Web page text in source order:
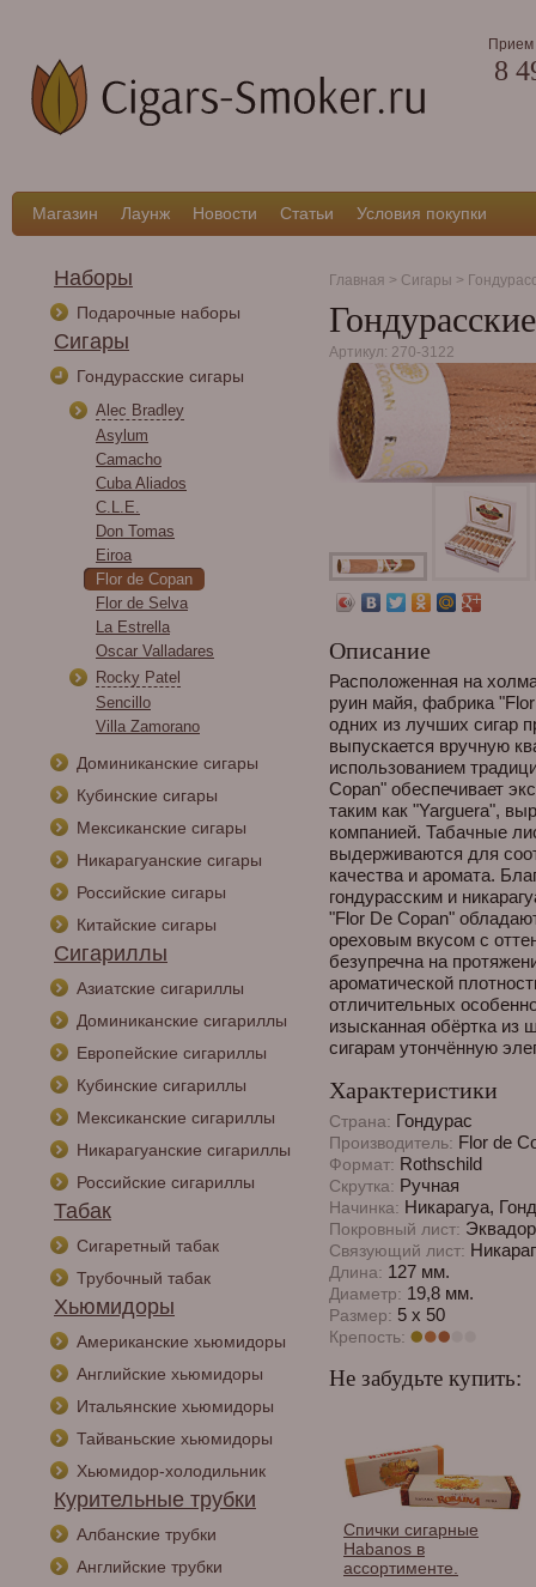
Прием
8
Магазин Лаунж Новости Статьи Условия покупки
Наборы
Подарочные наборы
Сигары
Гондурасские сигары
Alec Bradley
Asylum
Camacho
Cuba Aliados
C.L.E.
Don Tomas
Eiroa
Flor de Copan
Flor de Selva
La Estrella
Oscar Valladares
Rocky Patel
Sencillo
Villa Zamorano
Доминиканские сигары
Кубинские сигары
Мексиканские сигары
Никарагуанские сигары
Российские сигары
Китайские сигары
Сигариллы
Азиатские сигариллы
Доминиканские сигариллы
Европейские сигариллы
Кубинские сигариллы
Мексиканские сигариллы
Никарагуанские сигариллы
Российские сигариллы
Табак
Сигаретный табак
Трубочный табак
Хьюмидоры
Американские хьюмидоры
Английские хьюмидоры
Итальянские хьюмидоры
Тайваньские хьюмидоры
Хьюмидор-холодильник
Курительные трубки
Албанские трубки
Английские трубки
Главная > Сигары >
Артикул: 270-3122
Описание
Расположенная на
руин майя, фабрика
одних из лучших сигар
выпускается вручную
использованием
Copan" обеспечивает
таким как "Yarguera",
компанией. Табачные
выдерживаются для
качества и аромата.
гондурасским и
"Flor De Copan"
ореховым вкусом с
безупречна на
ароматической
отличительных
изысканная обёртка из
сигарам утончённую
Характеристики
Страна: Гондурас
Производитель: Flor de
Формат: Rothschild
Скрутка: Ручная
Начинка: Никарагуа,
Покровный лист: Эквадор
Связующий лист:
Длина: 127 мм.
Диаметр: 19,8 мм.
Размер: 5 х 50
Крепость:
Не забудьте купить:
Спички сигарные
Habanos в
ассортименте.